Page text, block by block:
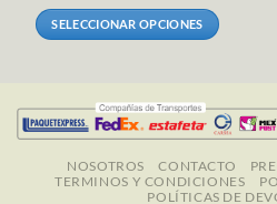
SELECCIONAR OPCIONES
múltiples
variantes.
Las
opciones
NOSOTROS CONTACTO
TERMINOS Y CONDICIONES
POLÍTICAS DE